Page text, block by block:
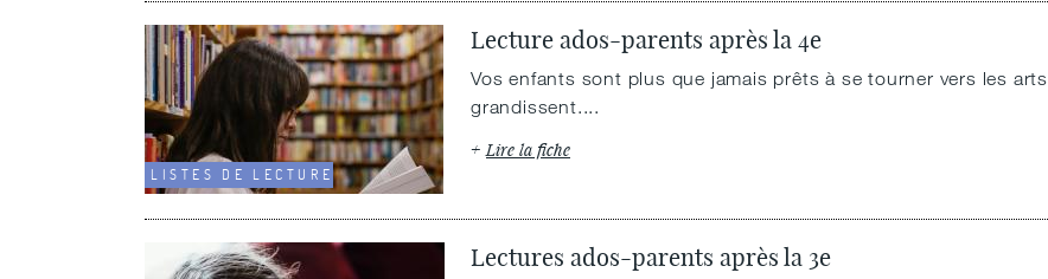
LISTES DE LECTURE
Lecture ados-parents après la 4e
Vos enfants sont plus que jamais prêts à se tourner vers les
grandissent....
Lire la fiche
Lectures ados-parents après la 3e